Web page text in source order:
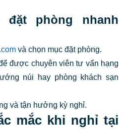
đặt phòng nhanh
và chọn mục đặt phòng.
được chuyên viên tư vấn hạng
núi hay phòng khách sạn
và tận hưởng kỳ nghỉ.
mắc khi nghỉ tại